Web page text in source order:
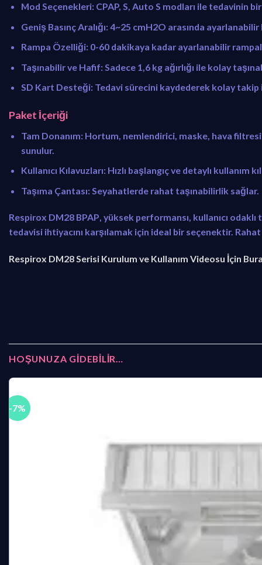
Mod Seçenekleri: CPAP, S, Auto S modları ile tedavinin
Geniş Basınç Aralığı: 4~25 cmH2O arasında
Rampa Özelliği: 0-60 dakikaya kadar ayarlanabilir
Taşınabilir ve Hafif: Sadece 1,6 kg ağırlığı ile kolay
SD Kart Desteği: Tedavi sürecini kaydederek kolay takip
Paket İçeriği
Tam Donanım: Hortum, nemlendirici, maske, hava
sunulur.
Kullanıcı Kılavuzları: Hızlı başlangıç ve detaylı kullanım
Taşıma Çantası: Seyahatlerde rahat taşınabilirlik sağlar.
Respirox DM28 BPAP, yüksek performansı, kullanıcı
tedavisi ihtiyacını karşılamak için ideal bir seçenektir.
Respirox DM28 Serisi Kurulum ve Kullanım Videosu İçin
HOŞUNUZA GIDEBILIR…
-7%